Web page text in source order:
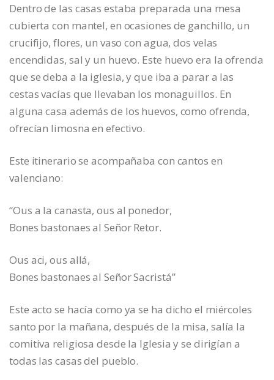
Dentro de las casas estaba preparada una mesa
cubierta con mantel, en ocasiones de ganchillo, un
crucifijo, flores, un vaso con agua, dos velas
encendidas, sal y un huevo. Este huevo era la ofrenda
que se deba a la iglesia, y que iba a parar a las
cestas vacías que llevaban los monaguillos. En
alguna casa además de los huevos, como ofrenda,
ofrecían limosna en efectivo.
Este itinerario se acompañaba con cantos en
valenciano:
“Ous a la canasta, ous al ponedor,
Bones bastonaes al Señor Retor.
Ous aci, ous allá,
Bones bastonaes al Señor Sacristá”
Este acto se hacía como ya se ha dicho el miércoles
santo por la mañana, después de la misa, salía la
comitiva religiosa desde la Iglesia y se dirigían a
todas las casas del pueblo.